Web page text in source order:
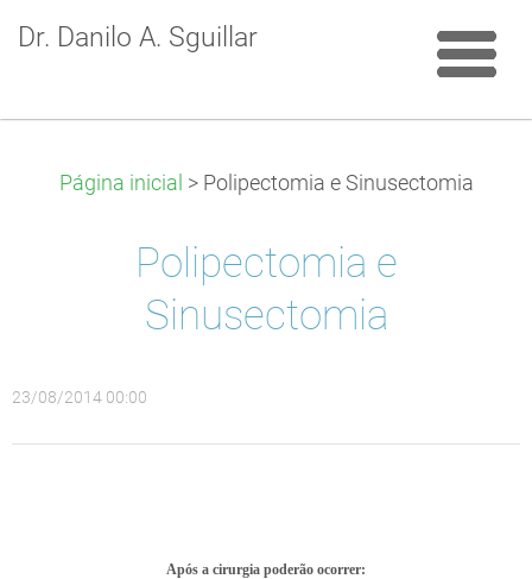
Dr. Danilo A. Sguillar
Página inicial > Polipectomia e Sinusectomia
Polipectomia e
Sinusectomia
23/08/2014 00:00
Após a cirurgia poderão ocorrer: